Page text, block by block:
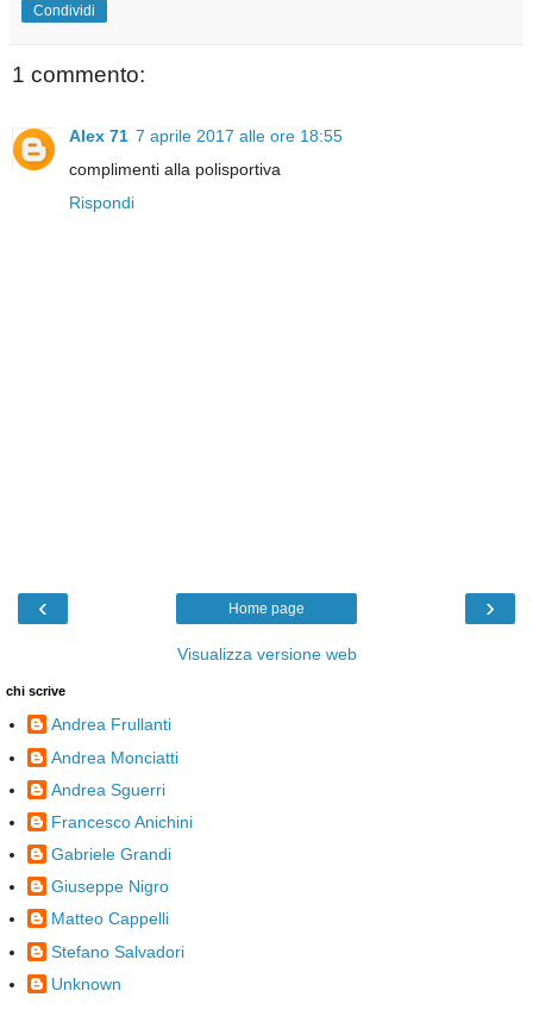
Condividi
1 commento:
Alex 71 7 aprile 2017 alle ore 18:55
complimenti alla polisportiva
Rispondi
‹ ›
Home page
Visualizza versione web
chi scrive
Andrea Frullanti
Andrea Monciatti
Andrea Sguerri
Francesco Anichini
Gabriele Grandi
Giuseppe Nigro
Matteo Cappelli
Stefano Salvadori
Unknown